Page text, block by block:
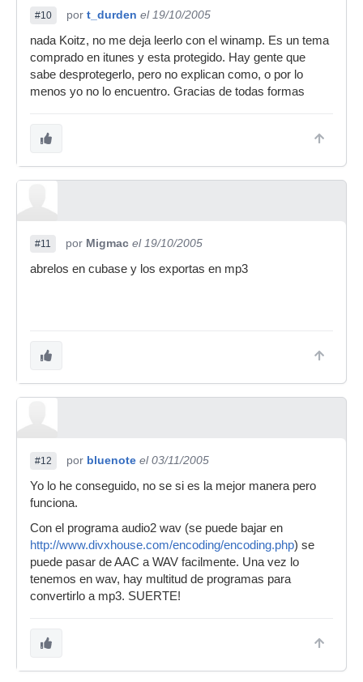
#10 por t_durden el 19/10/2005
nada Koitz, no me deja leerlo con el winamp. Es un tema
comprado en itunes y esta protegido. Hay gente que
sabe desprotegerlo, pero no explican como, o por lo
menos yo no lo encuentro. Gracias de todas formas
#11 por Migmac el 19/10/2005
abrelos en cubase y los exportas en mp3
#12 por bluenote el 03/11/2005
Yo lo he conseguido, no se si es la mejor manera pero
funciona.
Con el programa audio2 wav (se puede bajar en
http://www.divxhouse.com/encoding/encoding.php) se
puede pasar de AAC a WAV facilmente. Una vez lo
tenemos en wav, hay multitud de programas para
convertirlo a mp3. SUERTE!